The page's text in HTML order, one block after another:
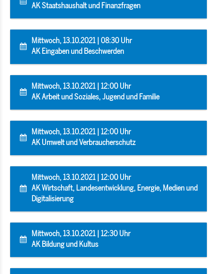
AK Staatshaushalt und Finanzfragen
Mittwoch, 13.10.2021 | 08:30 Uhr
AK Eingaben und Beschwerden
Mittwoch, 13.10.2021 | 12:00 Uhr
AK Arbeit und Soziales, Jugend und Familie
Mittwoch, 13.10.2021 | 12:00 Uhr
AK Umwelt und Verbraucherschutz
Mittwoch, 13.10.2021 | 12:00 Uhr
AK Wirtschaft, Landesentwicklung, Energie, Medien und
Digitalisierung
Mittwoch, 13.10.2021 | 12:30 Uhr
AK Bildung und Kultus